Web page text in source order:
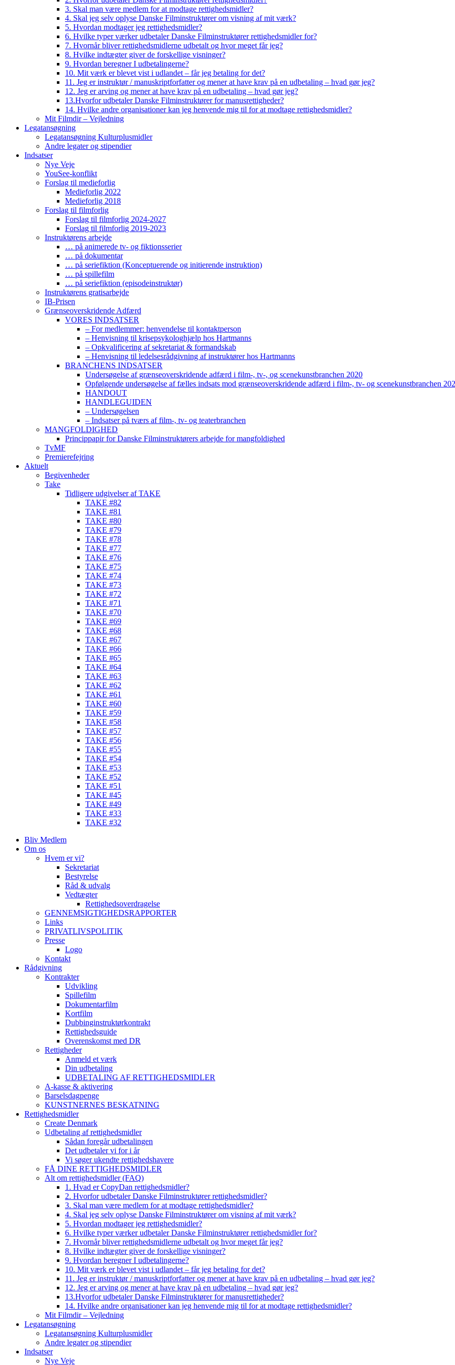
3. Skal man være medlem for at modtage rettighedsmidler?
4. Skal jeg selv oplyse Danske Filminstruktører om visning af mit værk?
5. Hvordan modtager jeg rettighedsmidler?
6. Hvilke typer værker udbetaler Danske Filminstruktører rettighedsmidler for?
7. Hvornår bliver rettighedsmidlerne udbetalt og hvor meget får jeg?
8. Hvilke indtægter giver de forskellige visninger?
9. Hvordan beregner I udbetalingerne?
10. Mit værk er blevet vist i udlandet – får jeg betaling for det?
11. Jeg er instruktør / manuskriptforfatter og mener at have krav på en udbetaling – hvad gør jeg?
12. Jeg er arving og mener at have krav på en udbetaling – hvad gør jeg?
13.Hvorfor udbetaler Danske Filminstruktører for manusrettigheder?
14. Hvilke andre organisationer kan jeg henvende mig til for at modtage rettighedsmidler?
Mit Filmdir – Vejledning
Legatansøgning
Legatansøgning Kulturplusmidler
Andre legater og stipendier
Indsatser
Nye Veje
YouSee-konflikt
Forslag til medieforlig
Medieforlig 2022
Medieforlig 2018
Forslag til filmforlig
Forslag til filmforlig 2024-2027
Forslag til filmforlig 2019-2023
Instruktørens arbejde
… på animerede tv- og fiktionsserier
… på dokumentar
… på seriefiktion (Konceptuerende og initierende instruktion)
… på spillefilm
… på seriefiktion (episodeinstruktør)
Instruktørens gratisarbejde
IB-Prisen
Grænseoverskridende Adfærd
VORES INDSATSER
– For medlemmer: henvendelse til kontaktperson
– Henvisning til krisepsykologhjælp hos Hartmanns
– Opkvalificering af sekretariat & formandskab
– Henvisning til ledelsesrådgivning af instruktører hos Hartmanns
BRANCHENS INDSATSER
Undersøgelse af grænseoverskridende adfærd i film-, tv-, og scenekunstbranchen 2020
Opfølgende undersøgelse af fælles indsats mod grænseoverskridende adfærd i film-, tv- og scenekunstbranchen
HANDOUT
HANDLEGUIDEN
– Undersøgelsen
– Indsatser på tværs af film-, tv- og teaterbranchen
MANGFOLDIGHED
Princippapir for Danske Filminstruktørers arbejde for mangfoldighed
TvMF
Premierefejring
Aktuelt
Begivenheder
Take
Tidligere udgivelser af TAKE
TAKE #82
TAKE #81
TAKE #80
TAKE #79
TAKE #78
TAKE #77
TAKE #76
TAKE #75
TAKE #74
TAKE #73
TAKE #72
TAKE #71
TAKE #70
TAKE #69
TAKE #68
TAKE #67
TAKE #66
TAKE #65
TAKE #64
TAKE #63
TAKE #62
TAKE #61
TAKE #60
TAKE #59
TAKE #58
TAKE #57
TAKE #56
TAKE #55
TAKE #54
TAKE #53
TAKE #52
TAKE #51
TAKE #45
TAKE #49
TAKE #33
TAKE #32
Bliv Medlem
Om os
Hvem er vi?
Sekretariat
Bestyrelse
Råd & udvalg
Vedtægter
Rettighedsoverdragelse
GENNEMSIGTIGHEDSRAPPORTER
Links
PRIVATLIVSPOLITIK
Presse
Logo
Kontakt
Rådgivning
Kontrakter
Udvikling
Spillefilm
Dokumentarfilm
Kortfilm
Dubbinginstruktørkontrakt
Rettighedsguide
Overenskomst med DR
Rettigheder
Anmeld et værk
Din udbetaling
UDBETALING AF RETTIGHEDSMIDLER
A-kasse & aktivering
Barselsdagpenge
KUNSTNERNES BESKATNING
Rettighedsmidler
Create Denmark
Udbetaling af rettighedsmidler
Sådan foregår udbetalingen
Det udbetaler vi for i år
Vi søger ukendte rettighedshavere
FÅ DINE RETTIGHEDSMIDLER
Alt om rettighedsmidler (FAQ)
1. Hvad er CopyDan rettighedsmidler?
2. Hvorfor udbetaler Danske Filminstruktører rettighedsmidler?
3. Skal man være medlem for at modtage rettighedsmidler?
4. Skal jeg selv oplyse Danske Filminstruktører om visning af mit værk?
5. Hvordan modtager jeg rettighedsmidler?
6. Hvilke typer værker udbetaler Danske Filminstruktører rettighedsmidler for?
7. Hvornår bliver rettighedsmidlerne udbetalt og hvor meget får jeg?
8. Hvilke indtægter giver de forskellige visninger?
9. Hvordan beregner I udbetalingerne?
10. Mit værk er blevet vist i udlandet – får jeg betaling for det?
11. Jeg er instruktør / manuskriptforfatter og mener at have krav på en udbetaling – hvad gør jeg?
12. Jeg er arving og mener at have krav på en udbetaling – hvad gør jeg?
13.Hvorfor udbetaler Danske Filminstruktører for manusrettigheder?
14. Hvilke andre organisationer kan jeg henvende mig til for at modtage rettighedsmidler?
Mit Filmdir – Vejledning
Legatansøgning
Legatansøgning Kulturplusmidler
Andre legater og stipendier
Indsatser
Nye Veje